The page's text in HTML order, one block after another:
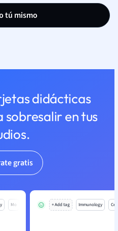
tú mismo
didácticas
en tus
gratis
Mo + Add tag Immunology